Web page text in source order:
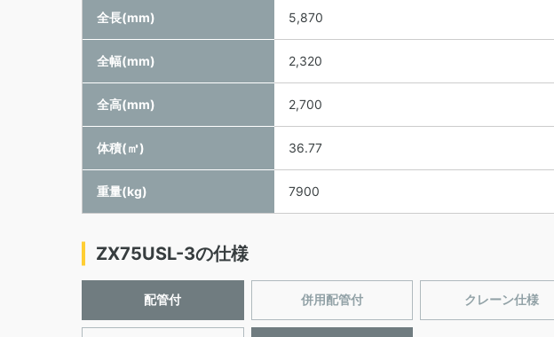
全長(mm) 5,870
全幅(mm) 2,320
全高(mm) 2,700
体積(㎥) 36.77
重量(kg) 7900
ZX75USL-3の仕様
配管付 併用配管付 クレーン仕様